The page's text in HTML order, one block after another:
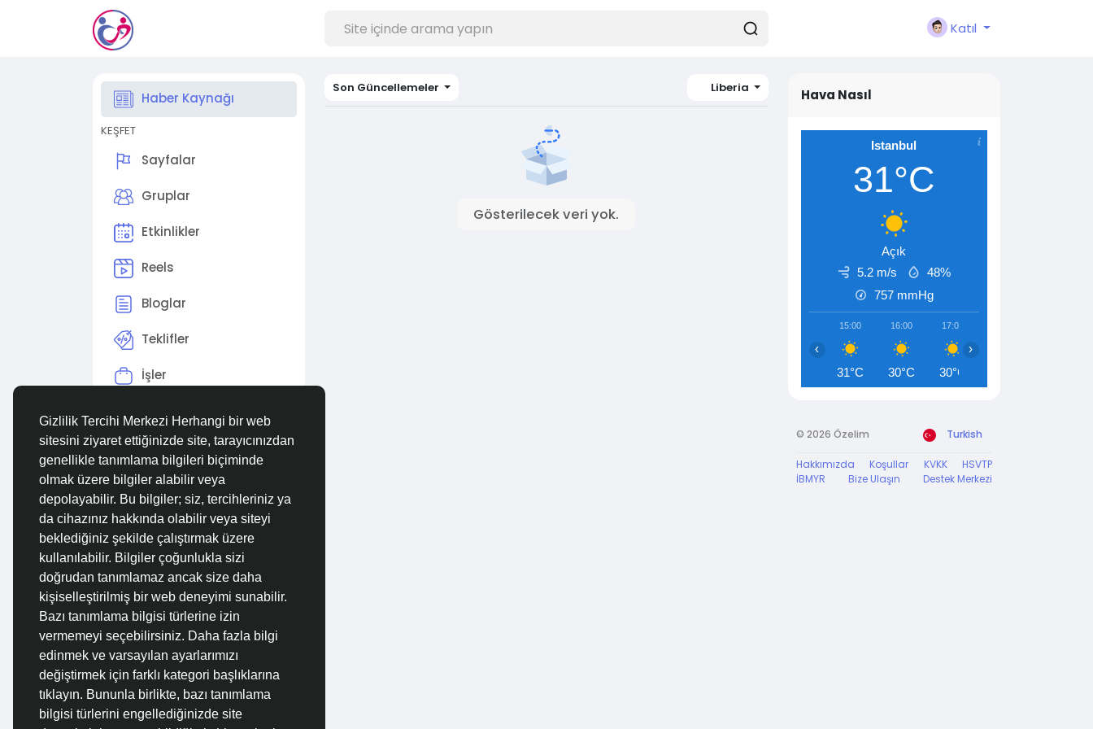
Gizlilik Tercihi Merkezi Herhangi bir web
sitesini ziyaret ettiğinizde site, tarayıcınızdan
genellikle tanımlama bilgileri biçiminde
olmak üzere bilgiler alabilir veya
depolayabilir. Bu bilgiler; siz, tercihleriniz ya
da cihazınız hakkında olabilir veya siteyi
beklediğiniz şekilde çalıştırmak üzere
kullanılabilir. Bilgiler çoğunlukla sizi
doğrudan tanımlamaz ancak size daha
kişiselleştirilmiş bir web deneyimi sunabilir.
Bazı tanımlama bilgisi türlerine izin
vermemeyi seçebilirsiniz. Daha fazla bilgi
edinmek ve varsayılan ayarlarımızı
değiştirmek için farklı kategori başlıklarına
tıklayın. Bununla birlikte, bazı tanımlama
bilgisi türlerini engellediğinizde site
Katıl
Haber Kaynağı
KEŞFET
Sayfalar
Gruplar
Etkinlikler
Reels
Bloglar
Teklifler
İşler
Filmler
Son Güncellemeler Liberia
Gösterilecek veri yok.
Hava Nasıl
Istanbul
31°C
Açık
5.2 m/s
48%
757 mmHg
15:00
31°C
16:00
30°C
17:00
30°C
‹ ›
© 2026 Özelim Turkish
Hakkımızda Koşullar KVKK
HSVTP
İBMYR
Bize Ulaşın Destek Merkezi